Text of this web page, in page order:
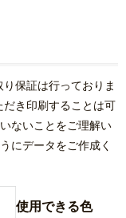
保証は行っておりま
き印刷することは可
ないことをご理解い
にデータをご作成く
使用できる色